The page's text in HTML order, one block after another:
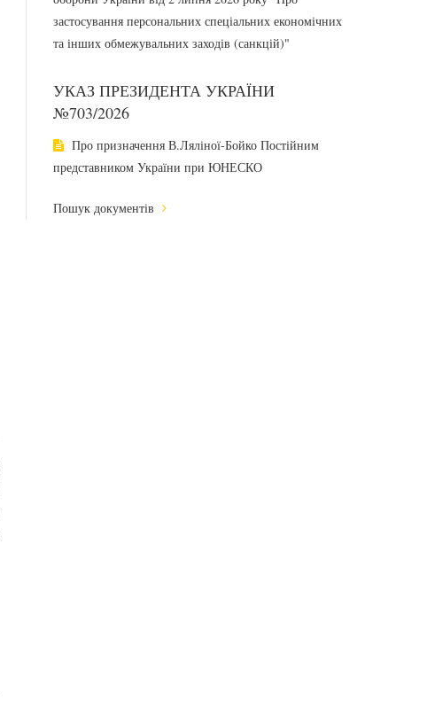
застосування персональних спеціальних економічних
та інших обмежувальних заходів (санкцій)"
УКАЗ ПРЕЗИДЕНТА УКРАЇНИ
№703/2026
Про призначення В.Ляліної-Бойко Постійним
представником України при ЮНЕСКО
Пошук документів